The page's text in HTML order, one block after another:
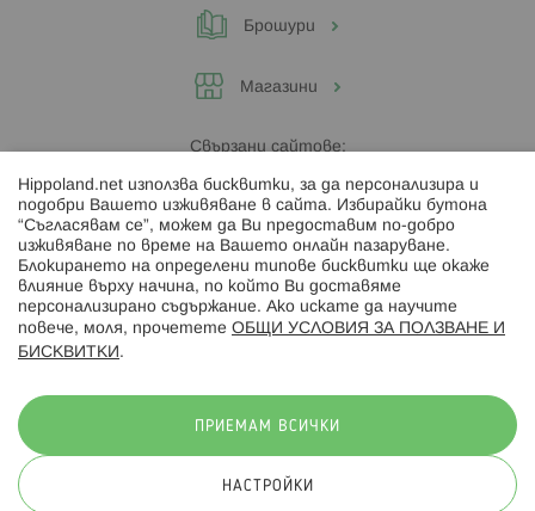
Брошури
Магазини
Свързани сайтове:
Hippoland.ro
Последвайте ни:
© 2026 Hippoland.net. Всички права запазени
Hippoland.net използва бисквитки, за да персонализира и
подобри Вашето изживяване в сайта. Избирайки бутона
“Съгласявам се”, можем да Ви предоставим по-добро
изживяване по време на Вашето онлайн пазаруване.
Блокирането на определени типове бисквитки ще окаже
влияние върху начина, по който Ви доставяме
персонализирано съдържание. Ако искате да научите
повече, моля, прочетете ОБЩИ УСЛОВИЯ ЗА ПОЛЗВАНЕ И
БИСКВИТКИ .
ПРИЕМАМ ВСИЧКИ
НАСТРОЙКИ